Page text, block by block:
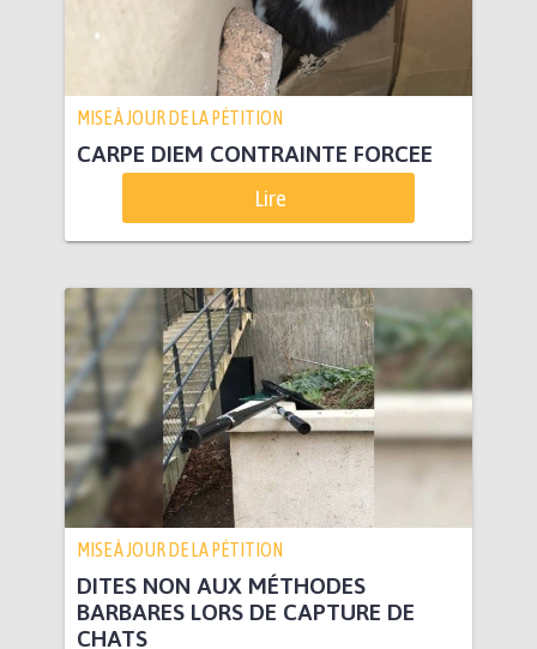
MISE À JOUR DE LA PÉTITION
CARPE DIEM CONTRAINTE FORCEE
Lire
MISE À JOUR DE LA PÉTITION
DITES NON AUX MÉTHODES
BARBARES LORS DE CAPTURE DE
CHATS